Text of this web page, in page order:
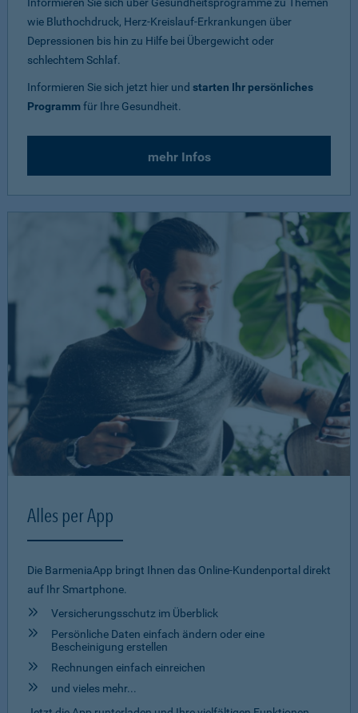
Informieren Sie sich über Gesundheitsprogramme zu Themen
wie Bluthochdruck, Herz-Kreislauf-Erkrankungen über
Depressionen bis hin zu Hilfe bei Übergewicht oder
schlechtem Schlaf.
Informieren Sie sich jetzt hier und starten Ihr persönliches
Programmfür Ihre Gesundheit.
mehr Infos
Alles per App
Die BarmeniaApp bringt Ihnen das Online-Kundenportal direkt
auf Ihr Smartphone.
Versicherungsschutz im Überblick
Persönliche Daten einfach ändern oder eine
Bescheinigung erstellen
Rechnungen einfach einreichen
und vieles mehr...